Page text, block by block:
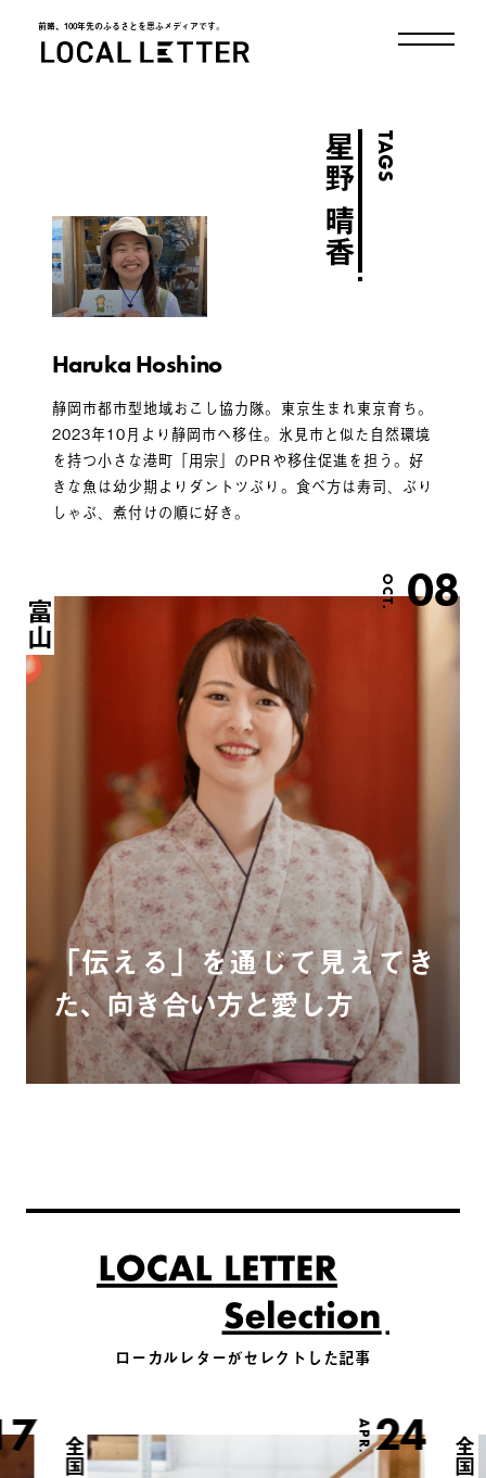
前略、100年先のふるさとを思ふメディアです。
TAGS
星野 晴香
Haruka Hoshino
静岡市都市型地域おこし協力隊。東京生まれ東京育ち。
2023年10月より静岡市へ移住。氷見市と似た自然環境
を持つ小さな港町「用宗」のPRや移住促進を担う。好
きな魚は幼少期よりダントツぶり。食べ方は寿司、ぶり
しゃぶ、煮付けの順に好き。
OCT. 08
富山
「伝える」を通じて見えてき
た、向き合い方と愛し方
ローカルレターがセレクトした記事
APR.24
全国 全国